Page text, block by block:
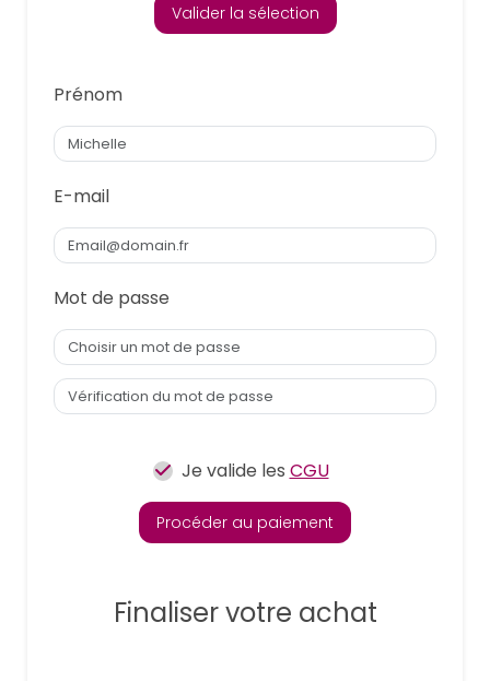
Valider la sélection
Prénom
E-mail
Mot de passe
Je valide les CGU
Procéder au paiement
Finaliser votre achat